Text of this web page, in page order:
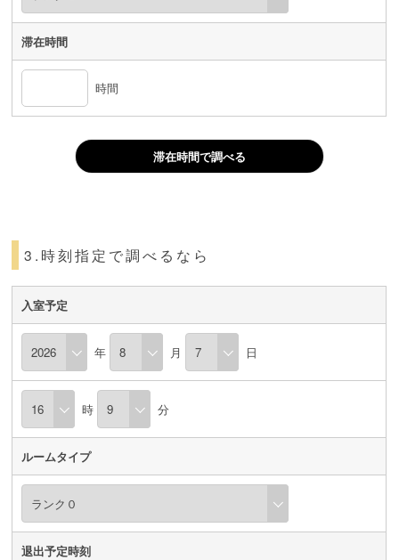
滞在時間
時間
滞在時間で調べる
3.時刻指定で調べるなら
入室予定
年 月 日
時 分
ルームタイプ
退出予定時刻